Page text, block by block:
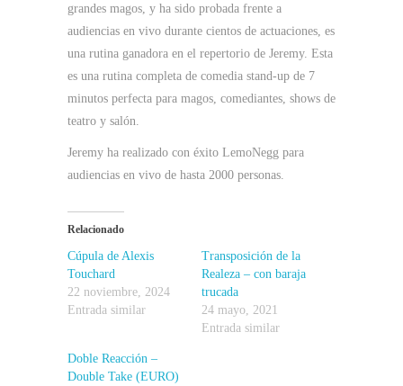
grandes magos, y ha sido probada frente a
audiencias en vivo durante cientos de actuaciones, es
una rutina ganadora en el repertorio de Jeremy. Esta
es una rutina completa de comedia stand-up de 7
minutos perfecta para magos, comediantes, shows de
teatro y salón.
Jeremy ha realizado con éxito LemoNegg para
audiencias en vivo de hasta 2000 personas.
Relacionado
Cúpula de Alexis
Touchard
22 noviembre, 2024
Entrada similar
Transposición de la
Realeza – con baraja
trucada
24 mayo, 2021
Entrada similar
Doble Reacción –
Double Take (EURO)